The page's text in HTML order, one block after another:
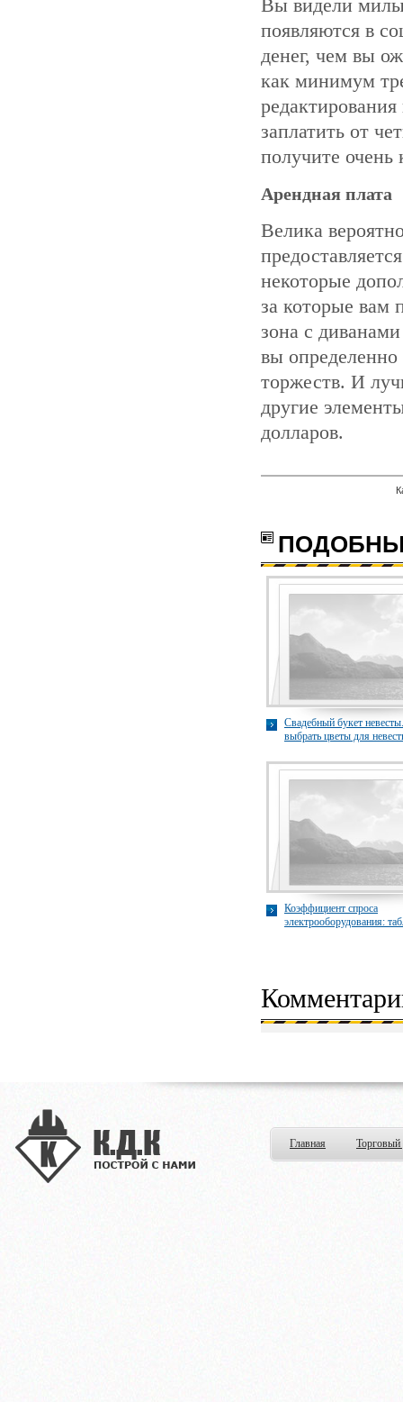
Вы видели
появляются в
денег, чем вы
как минимум
заплатить от
получите очень
Арендная плата
Велика
некоторые
за которые вам
зона с
вы определенно
торжеств. И
другие
долларов.
Свадебный букет
выбрать цветы для
Коэффициент спроса
электрооборудования:
Главная